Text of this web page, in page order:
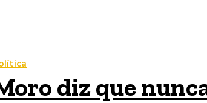
diz que